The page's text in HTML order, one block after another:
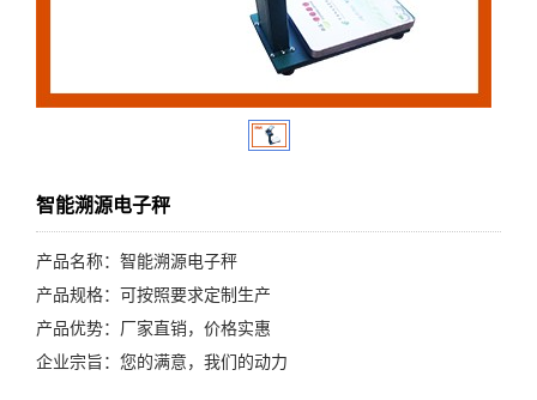
智能溯源电子秤
产品名称：智能溯源电子秤
产品规格：可按照要求定制生产
产品优势：厂家直销，价格实惠
企业宗旨：您的满意，我们的动力